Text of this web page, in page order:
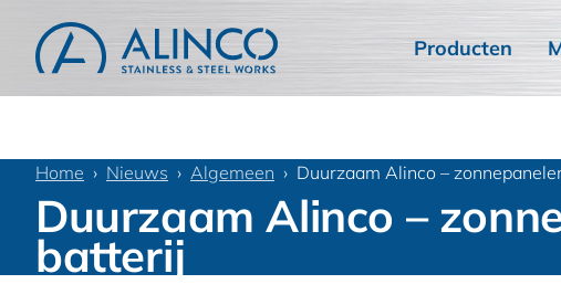
Producten
Home Nieuws Algemeen Duurzaam Alinco –
Duurzaam Alinco –
batterij